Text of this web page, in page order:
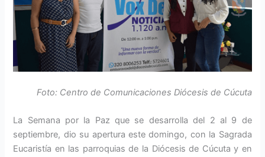
Foto: Centro de Comunicaciones Diócesis de Cúcuta
La Semana por la Paz que se desarrolla del 2 al 9 de
septiembre, dio su apertura este domingo, con la Sagrada
Eucaristía en las parroquias de la Diócesis de Cúcuta y en